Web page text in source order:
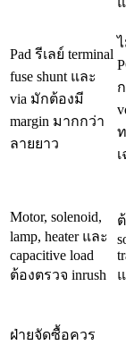
Pad รีเลย์ terminal
fuse shunt และ
via มักต้องมี
margin มากกว่า
ลายยาว
Motor, solenoid,
lamp, heater และ
capacitive load
ต้องตรวจ inrush
ฝ่ายจัดซื้อควร